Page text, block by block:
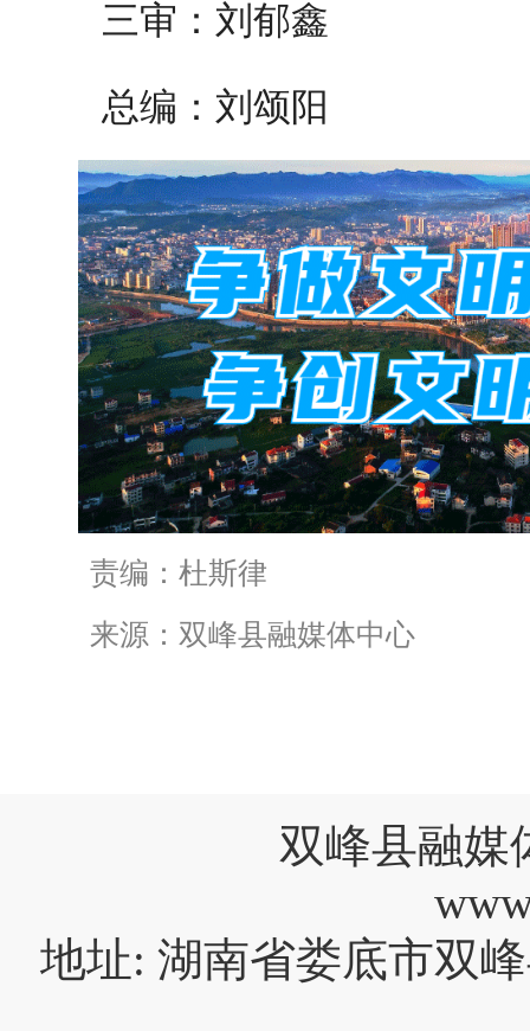
三审：刘郁鑫
总编：刘颂阳
责编：杜斯律
来源：双峰县融媒体中心
双峰县融媒
地址: 湖南省娄底市双